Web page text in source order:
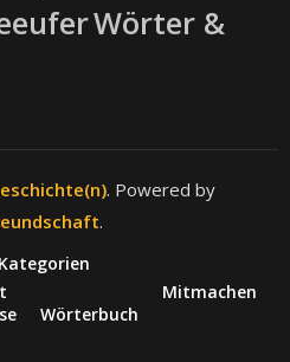
Wörter &
. Powered by
.
Kategorien
Wörterbuch
Mitmachen